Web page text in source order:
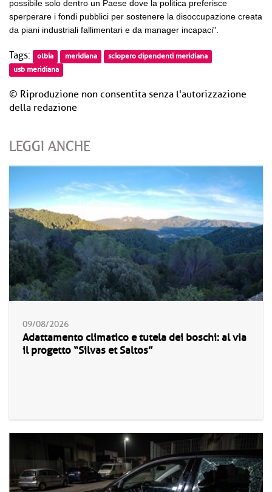
possibile solo dentro un Paese dove la politica preferisce
sperperare i fondi pubblici per sostenere la disoccupazione creata
da piani industriali fallimentari e da manager incapaci".
Tags: olbia meridiana
sciopero dipendenti meridiana
usb meridiana
© Riproduzione non consentita senza l'autorizzazione
della redazione
LEGGI ANCHE
09/08/2026
Adattamento climatico e tutela dei boschi: al via
il progetto “Silvas et Saltos”